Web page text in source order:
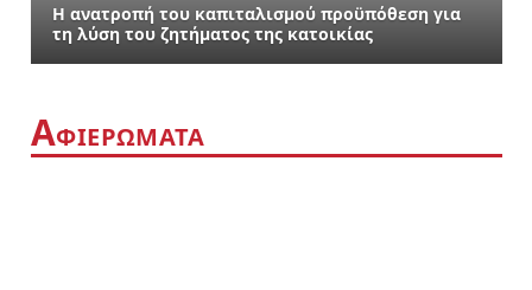
Η ανατροπή του καπιταλισμού προϋπόθεση για
τη λύση του ζητήματος της κατοικίας
ΑΦΙΕΡΩΜΑΤΑ